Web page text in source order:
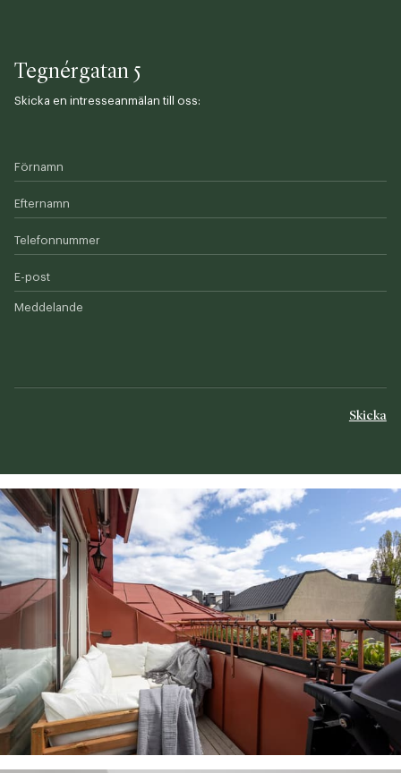
Tegnérgatan 5
Skicka en intresseanmälan till oss:
Förnamn
Efternamn
Telefonnummer
E-post
Meddelande
Skicka